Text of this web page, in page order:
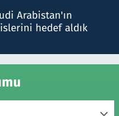
Arabistan'ın
hedef aldık